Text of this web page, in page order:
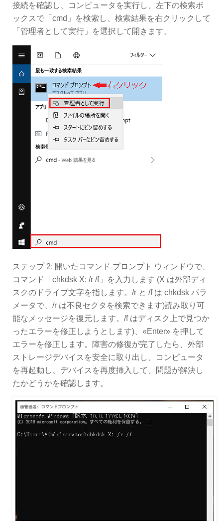
接続を確認し、コンピュータを実行し、左下の検索ボ
ックスで「cmd」を検索し、検索結果を右クリックして
「管理者として実行」を選択して開きます。
ステップ 2: 開いたコマンド プロンプト ウィンドウで、
コマンド「chkdsk X: /r /f」を入力します (X は外部ディ
スクのドライブ文字を指します。/r と /f は chkdsk パラ
メータで、/r は不良セクタを検索できます)読み取り可
能なメッセージを復元します。/f はディスク上で見つか
ったエラーを修正しようとします)、«Enter» を押して
エラーを修正します。障害の修復が完了したら、外部
ストレージデバイスを安全に取り出し、コンピュータ
を再起動し、デバイスを再度挿入して、問題が解決し
たかどうかを確認します。